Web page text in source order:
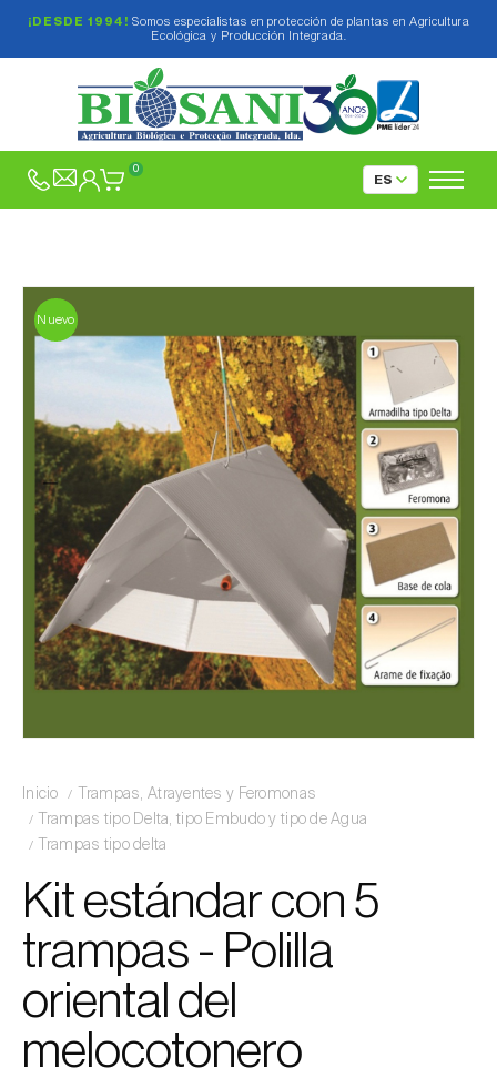
¡DESDE 1994! Somos especialistas en protección de plantas en Agricultura
Ecológica y Producción Integrada.
0
Nuevo
Inicio
Trampas, Atrayentes y Feromonas
Trampas tipo Delta, tipo Embudo y tipo de Agua
Trampas tipo delta
Kit estándar con 5
trampas - Polilla
oriental del
melocotonero